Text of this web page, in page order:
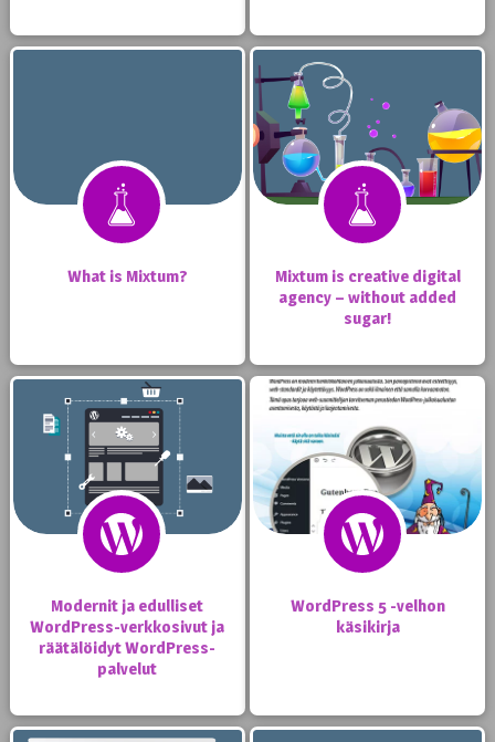
What is Mixtum?
Mixtum is creative digital
agency – without added
sugar!
Modernit ja edulliset
WordPress-verkkosivut ja
räätälöidyt WordPress-
palvelut
WordPress 5 -velhon
käsikirja